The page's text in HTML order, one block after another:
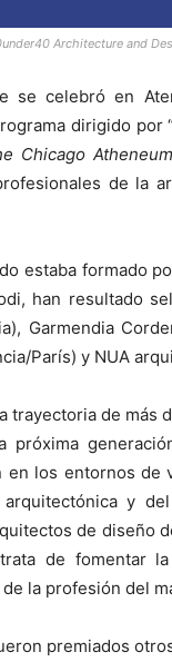
Architecture and
se celebró en
dirigido por
Chicago
de la
estaba formado
han resultado
Garmendia
París) y NUA
trayectoria de más
próxima
en los entornos
y
de diseño
de fomentar
la profesión del
premiados